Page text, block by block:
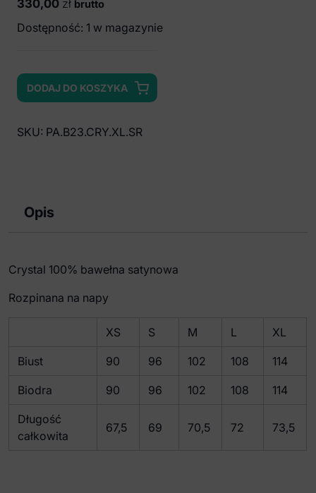
330,00 zł brutto
Dostępność: 1 w magazynie
ilość
bluza
DODAJ DO KOSZYKA
SKU: PA.B23.CRY.XL.SR
Opis
Crystal 100% bawełna satynowa
Rozpinana na napy
XS S M L XL
Biust 90 96 102 108 114
Biodra 90 96 102 108 114
Długość
całkowita
67,5 69 70,5 72 73,5